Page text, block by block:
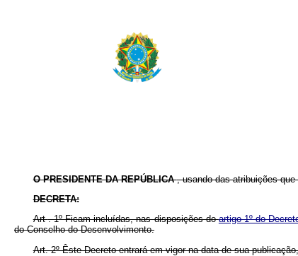
O PRESIDENTE DA REPÚBLICA, usando das atribuições
DECRETA:
Art. 1º Ficam incluídas, nas disposições doartigo 1º do
do Conselho do Desenvolvimento.
Art. 2º Êste Decreto entrará em vigor na data de sua